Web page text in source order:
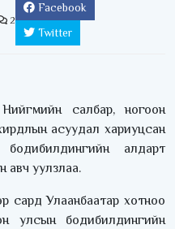
2
Facebook
Twitter
салбар, ногоон
асуудал хариуцсан
бодибилдингийн алдарт
авч уулзлаа.
сард Улаанбаатар хотноо
улсын бодибилдингийн